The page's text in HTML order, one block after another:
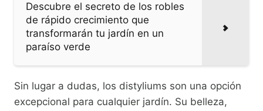
Descubre el secreto de los robles
de rápido crecimiento que
transformarán tu jardín en un
paraíso verde
Sin lugar a dudas, los distyliums son una opción
excepcional para cualquier jardín. Su belleza,